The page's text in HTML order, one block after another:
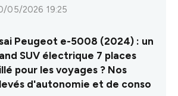
05/2026 19:25
Peugeot e-5008 (2024) : un
SUV électrique 7 places
pour les voyages ? Nos
d'autonomie et de conso